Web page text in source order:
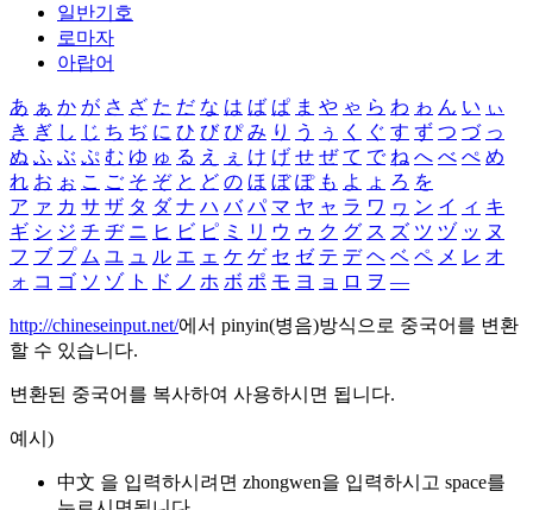
일반기호
로마자
아랍어
あ ぁ か が さ ざ た だ な は ば ぱ ま や ゃ ら わ ゎ ん い ぃ
き ぎ し じ ち ぢ に ひ び ぴ み り う ぅ く ぐ す ず つ づ っ
ぬ ふ ぶ ぷ む ゆ ゅ る え ぇ け げ せ ぜ て で ね へ べ ぺ め
れ お ぉ こ ご そ ぞ と ど の ほ ぼ ぽ も よ ょ ろ を
ア ァ カ サ ザ タ ダ ナ ハ バ パ マ ヤ ャ ラ ワ ヮ ン イ ィ キ
ギ シ ジ チ ヂ ニ ヒ ビ ピ ミ リ ウ ゥ ク グ ス ズ ツ ヅ ッ ヌ
フ ブ プ ム ユ ュ ル エ ェ ケ ゲ セ ゼ テ デ ヘ ベ ペ メ レ オ
ォ コ ゴ ソ ゾ ト ド ノ ホ ボ ポ モ ヨ ョ ロ ヲ ―
http://chineseinput.net/에서 pinyin(병음)방식으로 중국어를 변환
할 수 있습니다.
변환된 중국어를 복사하여 사용하시면 됩니다.
예시)
中文 을 입력하시려면 zhongwen을 입력하시고 space를